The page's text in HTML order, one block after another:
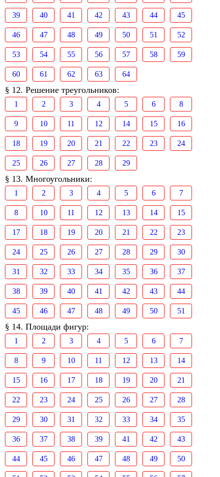
39 40 41 42 43 44 45
46 47 48 49 50 51 52
53 54 55 56 57 58 59
60 61 62 63 64
§ 12. Решение треугольников:
1 2 3 4 5 6 8
9 10 11 12 14 15 16
18 19 20 21 22 23 24
25 26 27 28 29
§ 13. Многоугольники:
1 2 3 4 5 6 7
8 10 11 12 13 14 15
17 18 19 20 21 22 23
24 25 26 27 28 29 30
31 32 33 34 35 36 37
38 39 40 41 42 43 44
45 46 47 48 49 50 51
§ 14. Площади фигур:
1 2 3 4 5 6 7
8 9 10 11 12 13 14
15 16 17 18 19 20 21
22 23 24 25 26 27 28
29 30 31 32 33 34 35
36 37 38 39 41 42 43
44 45 46 47 48 49 50